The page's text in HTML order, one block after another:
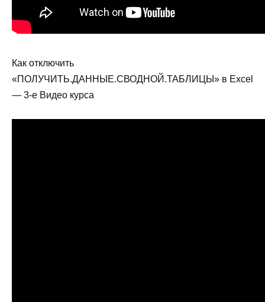
Как отключить
«ПОЛУЧИТЬ.ДАННЫЕ.СВОДНОЙ.ТАБЛИЦЫ» в Excel
— 3-е Видео курса